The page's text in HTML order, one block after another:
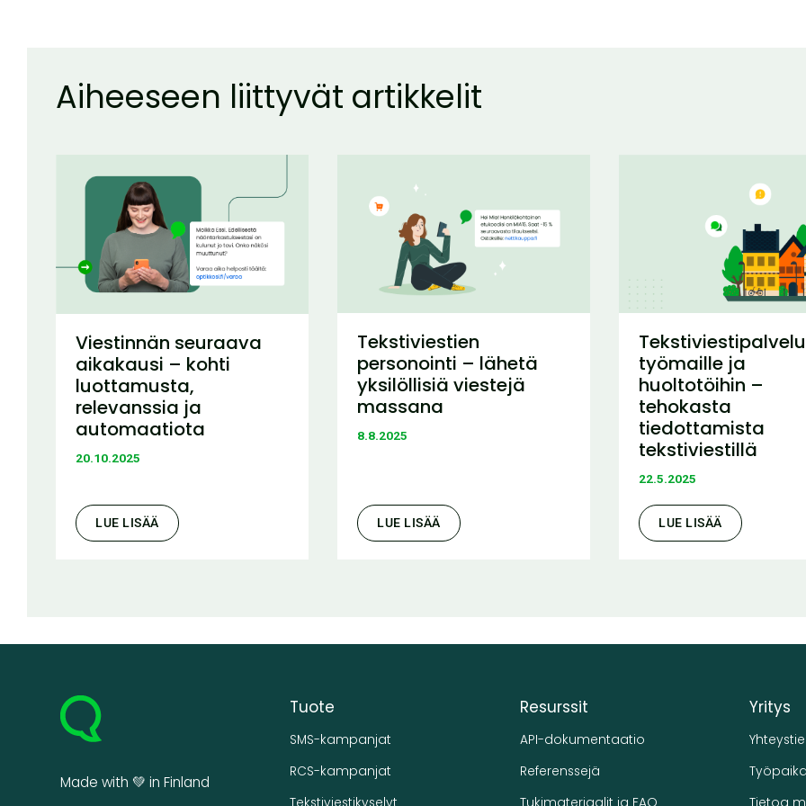
Aiheeseen liittyvät artikkelit
Viestinnän seuraava
aikakausi – kohti
luottamusta,
relevanssia ja
automaatiota
20.10.2025
LUE LISÄÄ
Tekstiviestien
personointi – lähetä
yksilöllisiä viestejä
massana
8.8.2025
LUE LISÄÄ
Tekstiviestipalvelu
työmaille ja
huoltotöihin –
tehokasta
tiedottamista
tekstiviestillä
22.5.2025
LUE LISÄÄ
Made with 💚 in Finland
Tuote
SMS-kampanjat
RCS-kampanjat
Resurssit
API-dokumentaatio
Referenssejä
Yritys